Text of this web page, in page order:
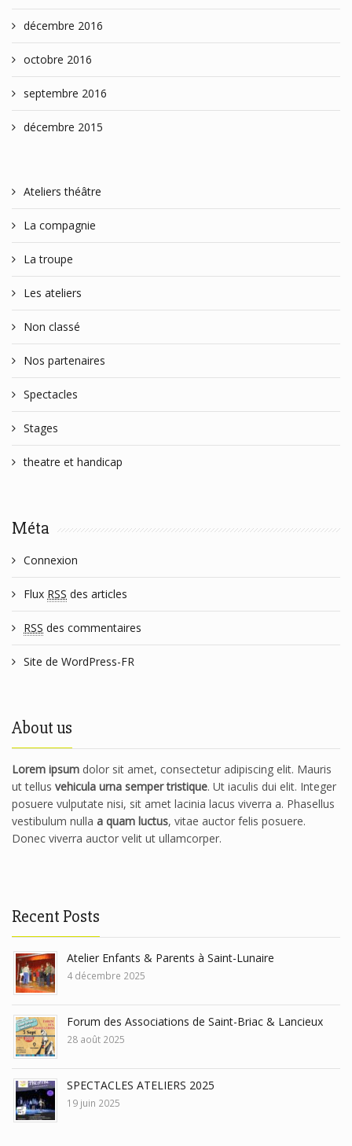
décembre 2016
octobre 2016
septembre 2016
décembre 2015
Ateliers théâtre
La compagnie
La troupe
Les ateliers
Non classé
Nos partenaires
Spectacles
Stages
theatre et handicap
Méta
Connexion
Flux RSS des articles
RSS des commentaires
Site de WordPress-FR
About us
Lorem ipsum dolor sit amet, consectetur adipiscing elit. Mauris
ut tellus vehicula urna semper tristique. Ut iaculis dui elit. Integer
posuere vulputate nisi, sit amet lacinia lacus viverra a. Phasellus
vestibulum nulla a quam luctus, vitae auctor felis posuere.
Donec viverra auctor velit ut ullamcorper.
Recent Posts
Atelier Enfants & Parents à Saint-Lunaire
4 décembre 2025
Forum des Associations de Saint-Briac & Lancieux
28 août 2025
SPECTACLES ATELIERS 2025
19 juin 2025